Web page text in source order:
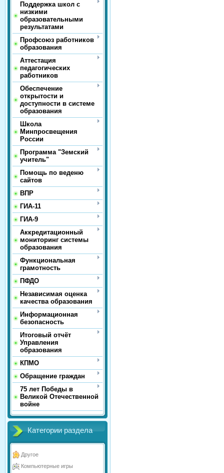
Поддержка школ с
низкими
образовательными
результатами
Профсоюз работников
образования
Аттестация
педагогических
работников
Обеспечение
открытости и
доступности в системе
образования
Школа
Минпросвещения
России
Программа "Земский
учитель"
Помощь по веденю
сайтов
ВПР
ГИА-11
ГИА-9
Аккредитационный
мониторинг системы
образования
Функциональная
грамотность
ПФДО
Независимая оценка
качества образования
Информационная
безопасность
Итоговый отчёт
Управления
образования
КПМО
Обращение граждан
75 лет Победы в
Великой Отечественной
войне
Категории раздела
Другое
Компьютерные игры